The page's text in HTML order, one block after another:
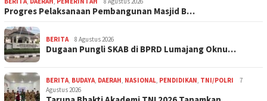
Progres Pelaksanaan Pembangunan Masjid B…
BERITA 8 Agustus 2026
Dugaan Pungli SKAB di BPRD Lumajang Oknu…
BERITA BUDAYA DAERAH NASIONAL PENDIDIKAN TNI/POLRI
7
Agustus 2026